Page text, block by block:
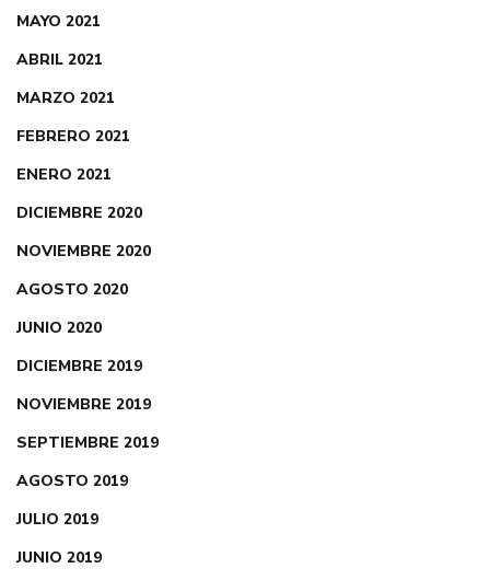
MAYO 2021
ABRIL 2021
MARZO 2021
FEBRERO 2021
ENERO 2021
DICIEMBRE 2020
NOVIEMBRE 2020
AGOSTO 2020
JUNIO 2020
DICIEMBRE 2019
NOVIEMBRE 2019
SEPTIEMBRE 2019
AGOSTO 2019
JULIO 2019
JUNIO 2019